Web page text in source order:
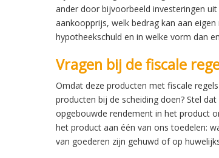
ander door bijvoorbeeld investeringen
aankoopprijs, welk bedrag kan aan
hypotheekschuld en in welke vorm dan
Vragen bij de fiscale
Omdat deze producten met fiscale
producten bij de scheiding doen? Stel
opgebouwde rendement in het product
het product aan één van ons toedelen:
van goederen zijn gehuwd of op